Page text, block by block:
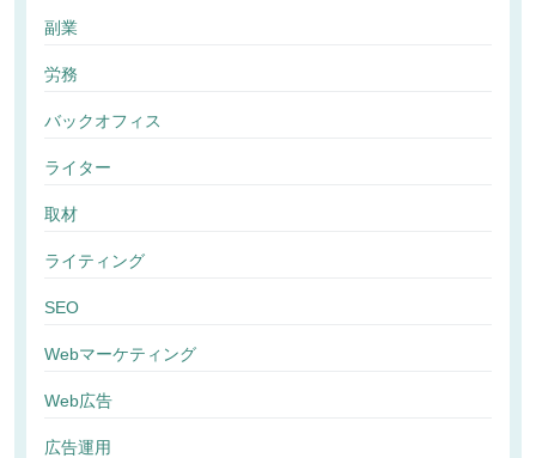
副業
労務
バックオフィス
ライター
取材
ライティング
SEO
Webマーケティング
Web広告
広告運用